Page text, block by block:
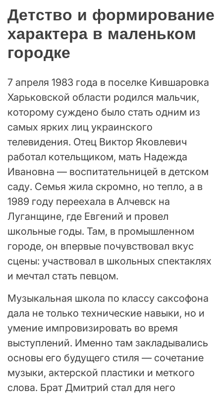
Детство и формирование
характера в маленьком
городке
7 апреля 1983 года в поселке Кившаровка
Харьковской области родился мальчик,
которому суждено было стать одним из
самых ярких лиц украинского
телевидения. Отец Виктор Яковлевич
работал котельщиком, мать Надежда
Ивановна — воспитательницей в детском
саду. Семья жила скромно, но тепло, а в
1989 году переехала в Алчевск на
Луганщине, где Евгений и провел
школьные годы. Там, в промышленном
городе, он впервые почувствовал вкус
сцены: участвовал в школьных спектаклях
и мечтал стать певцом.
Музыкальная школа по классу саксофона
дала не только технические навыки, но и
умение импровизировать во время
выступлений. Именно там закладывались
основы его будущего стиля — сочетание
музыки, актерской пластики и меткого
слова. Брат Дмитрий стал для него